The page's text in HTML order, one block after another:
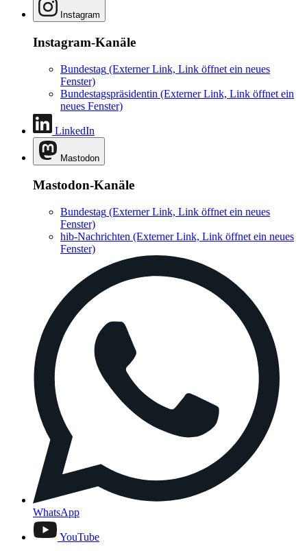
Instagram
Instagram-Kanäle
Bundestag (Externer Link, Link öffnet ein neues
Fenster)
Bundestagspräsidentin (Externer Link, Link öffnet ein
neues Fenster)
LinkedIn
Mastodon
Mastodon-Kanäle
Bundestag (Externer Link, Link öffnet ein neues
Fenster)
hib-Nachrichten (Externer Link, Link öffnet ein neues
Fenster)
WhatsApp
YouTube